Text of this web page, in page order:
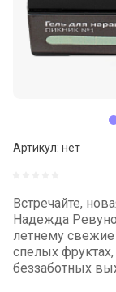
Артикул: нет
Встречайте,
Надежда
летнему
спелых
беззаботных